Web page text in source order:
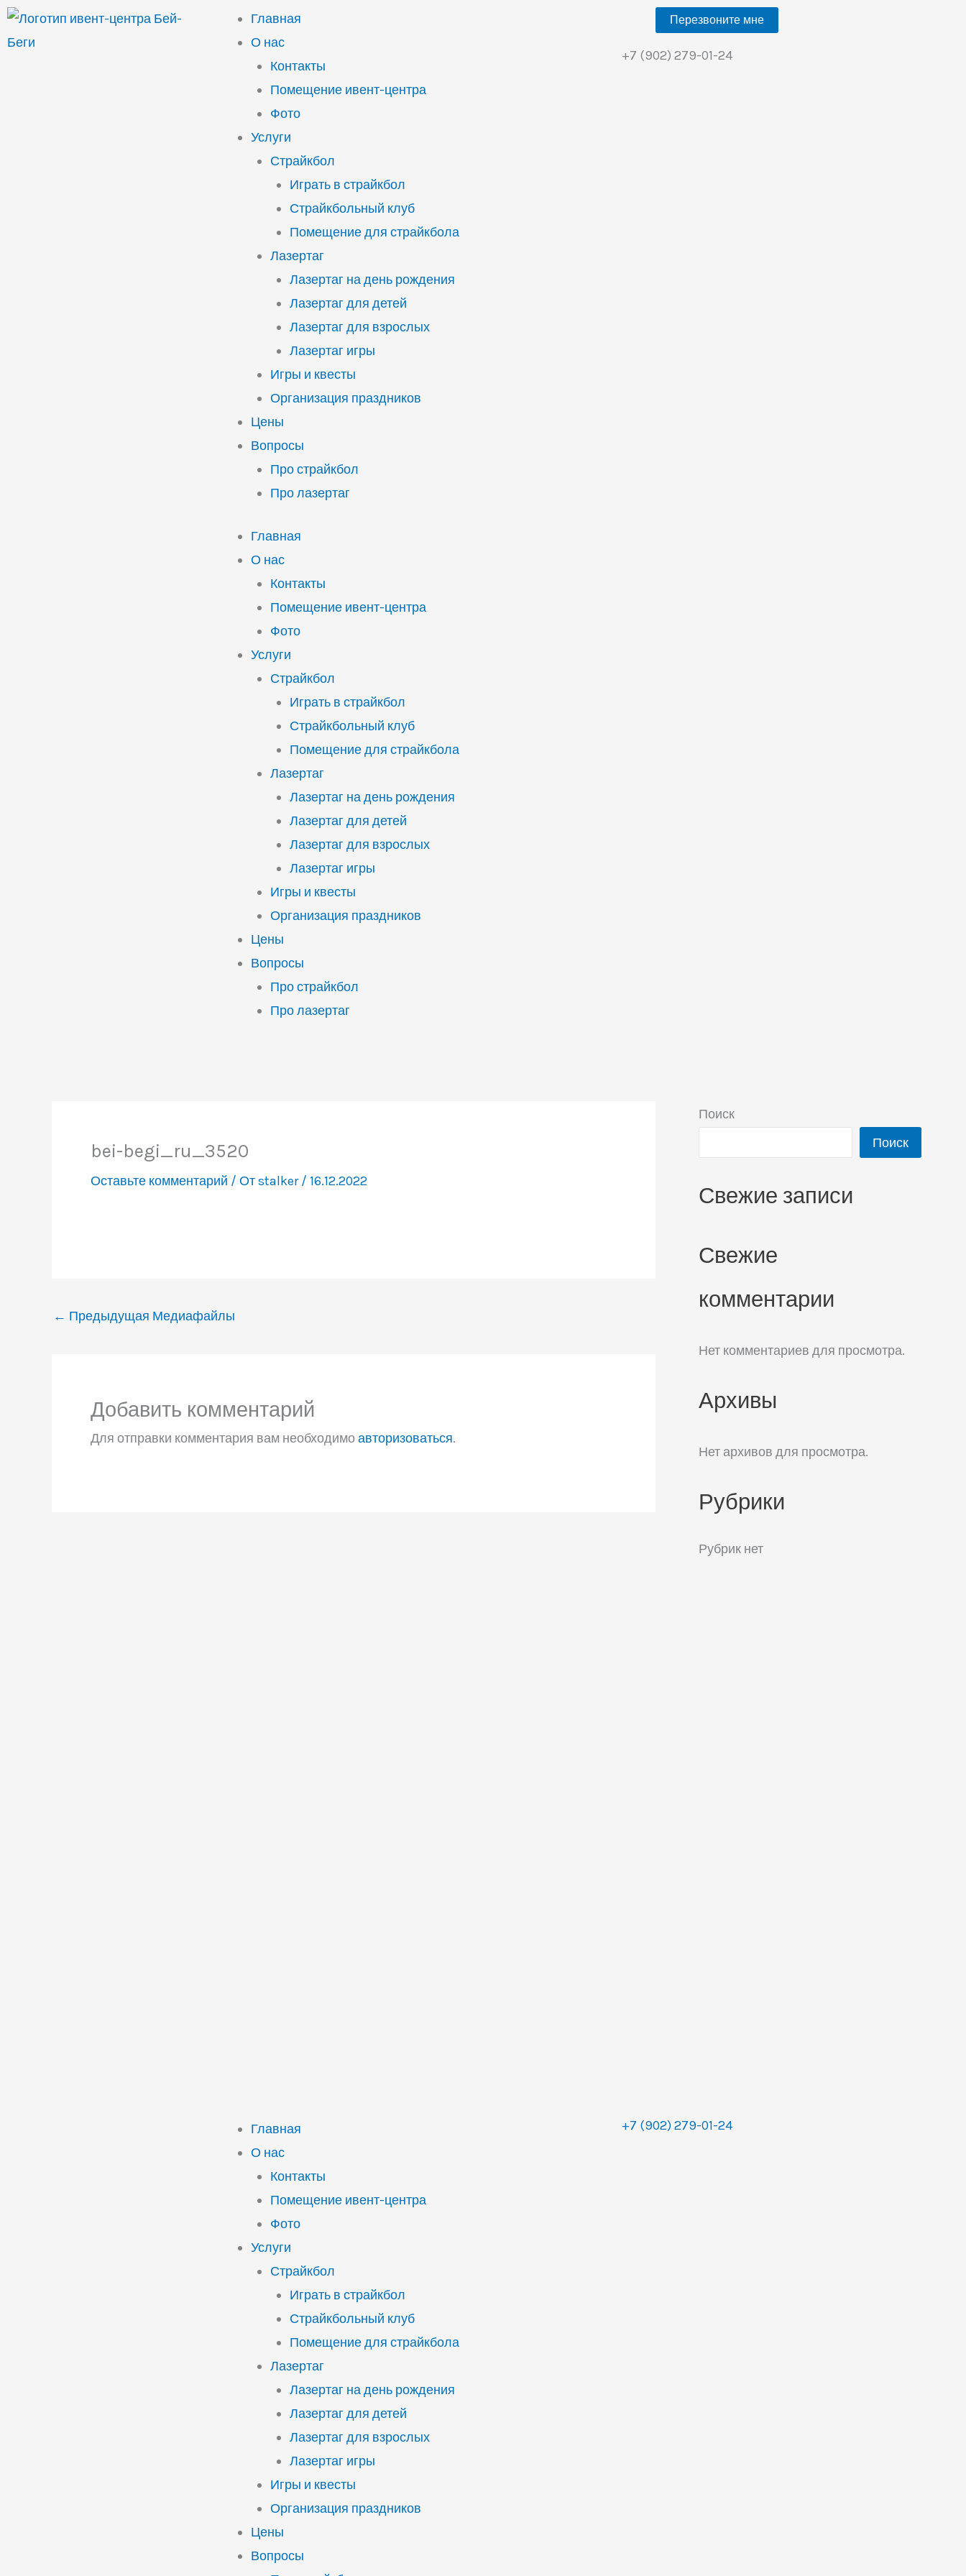
Перейти
Главная
О нас
Контакты
Помещение ивент-центра
Фото
Услуги
Страйкбол
Играть в страйкбол
Страйкбольный клуб
Помещение для страйкбола
Лазертаг
Лазертаг на день рождения
Лазертаг для детей
Лазертаг для взрослых
Лазертаг игры
Игры и квесты
Организация праздников
Цены
Вопросы
Про страйкбол
Про лазертаг
Главная
О нас
Контакты
Помещение ивент-центра
Фото
Услуги
Страйкбол
Играть в страйкбол
Страйкбольный клуб
Помещение для страйкбола
Лазертаг
Лазертаг на день рождения
Лазертаг для детей
Лазертаг для взрослых
Лазертаг игры
Игры и квесты
Организация праздников
Цены
Вопросы
Про страйкбол
Про лазертаг
Перезвоните мне
+7 (902) 279-01-24
bei-begi_ru_3520
Оставьте комментарий / Отstalker/ 16.12.2022
← Предыдущая Медиафайлы
Добавить комментарий
Для отправки комментария вам необходимоавторизоваться.
Поиск
Поиск
Свежие записи
Свежие
комментарии
Нет комментариев для просмотра.
Архивы
Нет архивов для просмотра.
Рубрики
Рубрик нет
Главная
О нас
Контакты
Помещение ивент-центра
Фото
Услуги
Страйкбол
Играть в страйкбол
Страйкбольный клуб
Помещение для страйкбола
Лазертаг
Лазертаг на день рождения
Лазертаг для детей
Лазертаг для взрослых
Лазертаг игры
Игры и квесты
Организация праздников
Цены
Вопросы
+7 (902) 279-01-24